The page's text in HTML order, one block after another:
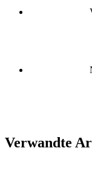
Verwandte